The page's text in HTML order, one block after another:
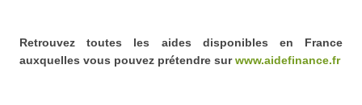
Retrouvez toutes les aides disponibles en France
auxquelles vous pouvez prétendre surwww.aidefinance.fr